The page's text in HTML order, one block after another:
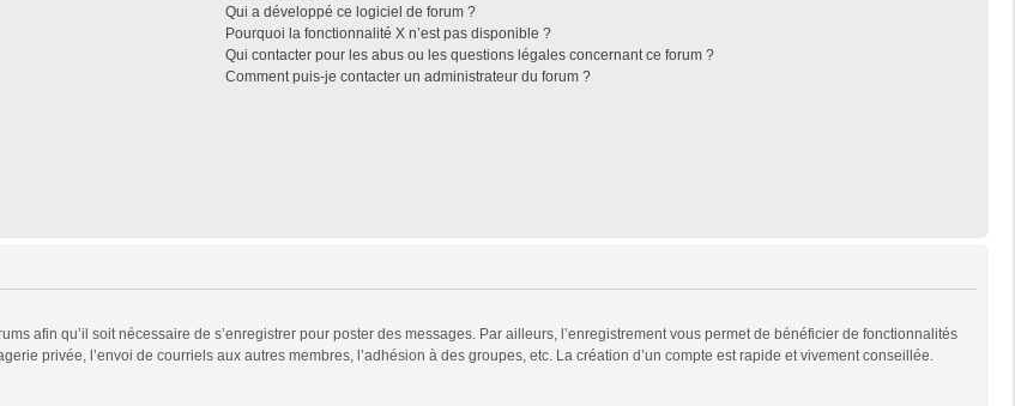
Qui a développé ce logiciel de forum ?
Pourquoi la fonctionnalité X n’est pas disponible ?
Qui contacter pour les abus ou les questions légales concernant ce forum ?
Comment puis-je contacter un administrateur du forum ?
afin qu’il soit nécessaire de s’enregistrer pour poster des messages. Par ailleurs, l’enregistrement vous permet de bénéficier de fonctionnalités
privée, l’envoi de courriels aux autres membres, l’adhésion à des groupes, etc. La création d’un compte est rapide et vivement conseillée.